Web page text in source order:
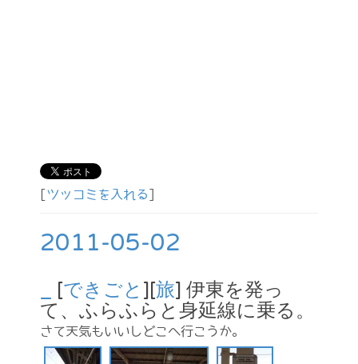
ツッコミを入れる
2011-05-02
[できごと ][旅] 伊東を発っ
て、ふらふらと身延線に乗る。
さて天気もいいしどこへ行こうか。